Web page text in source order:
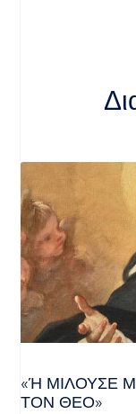
«Ή ΜΙΛΟΎΣΕ
Ν ΘΕΌ»